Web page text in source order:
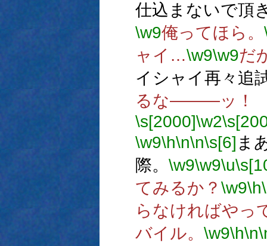
仕込まないで頂
\w9俺ってほら。
ャイ…\w9\w9だ
イシャイ再々追
るな―――ッ！
\s[2000]\w2
\w9\h\n\n\s[6] ま
際。 \w9\w9\u
てみるか？ \w9\h
らなければやっ
バイル。 \w9\h\n